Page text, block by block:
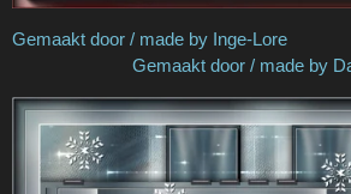
Gemaakt door / made
Gemaakt door / made by